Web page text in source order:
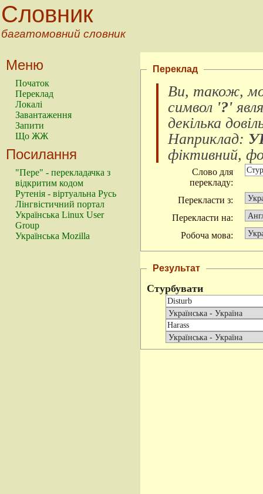
Словник
багатомовний словник
Меню
Початок
Переклад
Локалі
Завантаження
Запити
Що ЖЖ
Посилання
"Пере" - перекладачка з
відкритим кодом
Рутенія - віртуальна Русь
Лінгвістичний портал
Українська Linux User
Group
Українська Mozilla
Переклад
Ви, також,
символ '?'
декілька
Наприклад:
фіктивний,
Слово для
перекладу:
Перекласти з:
Перекласти на:
Робоча мова:
Результат
Стурбувати